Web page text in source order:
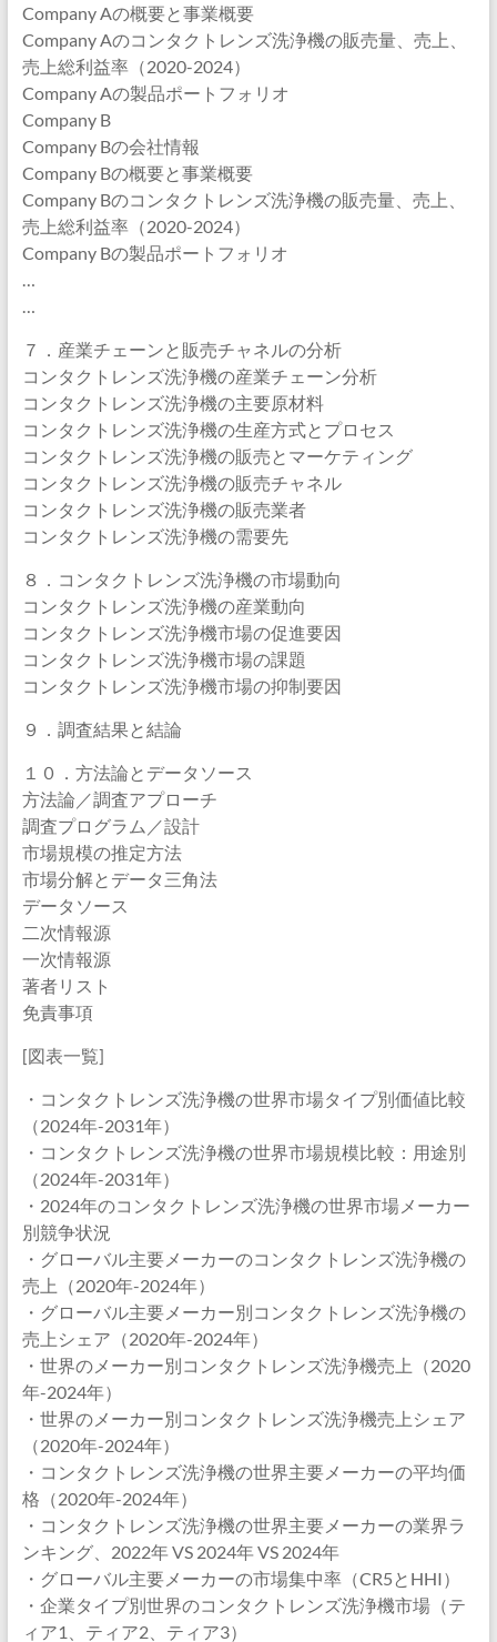
Company Aの概要と事業概要
Company Aのコンタクトレンズ洗浄機の販売量、売上、
売上総利益率（2020-2024）
Company Aの製品ポートフォリオ
Company B
Company Bの会社情報
Company Bの概要と事業概要
Company Bのコンタクトレンズ洗浄機の販売量、売上、
売上総利益率（2020-2024）
Company Bの製品ポートフォリオ
…
…
７．産業チェーンと販売チャネルの分析
コンタクトレンズ洗浄機の産業チェーン分析
コンタクトレンズ洗浄機の主要原材料
コンタクトレンズ洗浄機の生産方式とプロセス
コンタクトレンズ洗浄機の販売とマーケティング
コンタクトレンズ洗浄機の販売チャネル
コンタクトレンズ洗浄機の販売業者
コンタクトレンズ洗浄機の需要先
８．コンタクトレンズ洗浄機の市場動向
コンタクトレンズ洗浄機の産業動向
コンタクトレンズ洗浄機市場の促進要因
コンタクトレンズ洗浄機市場の課題
コンタクトレンズ洗浄機市場の抑制要因
９．調査結果と結論
１０．方法論とデータソース
方法論／調査アプローチ
調査プログラム／設計
市場規模の推定方法
市場分解とデータ三角法
データソース
二次情報源
一次情報源
著者リスト
免責事項
[図表一覧]
・コンタクトレンズ洗浄機の世界市場タイプ別価値比較
（2024年-2031年）
・コンタクトレンズ洗浄機の世界市場規模比較：用途別
（2024年-2031年）
・2024年のコンタクトレンズ洗浄機の世界市場メーカー
別競争状況
・グローバル主要メーカーのコンタクトレンズ洗浄機の
売上（2020年-2024年）
・グローバル主要メーカー別コンタクトレンズ洗浄機の
売上シェア（2020年-2024年）
・世界のメーカー別コンタクトレンズ洗浄機売上（2020
年-2024年）
・世界のメーカー別コンタクトレンズ洗浄機売上シェア
（2020年-2024年）
・コンタクトレンズ洗浄機の世界主要メーカーの平均価
格（2020年-2024年）
・コンタクトレンズ洗浄機の世界主要メーカーの業界ラ
ンキング、2022年 VS 2024年 VS 2024年
・グローバル主要メーカーの市場集中率（CR5とHHI）
・企業タイプ別世界のコンタクトレンズ洗浄機市場（テ
ィア1、ティア2、ティア3）